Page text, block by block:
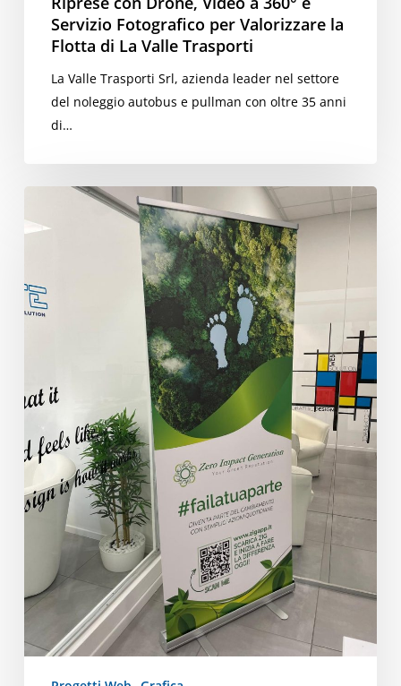
Trasporti
Servizio Fotografico per Valorizzare la
Flotta di La Valle Trasporti
La Valle Trasporti Srl, azienda leader nel settore
del noleggio autobus e pullman con oltre 35 anni
di…
Realizzazione
del
per
ZIG